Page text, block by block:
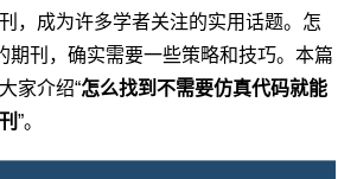
，成为许多学者关注的实用话题。怎
期刊，确实需要一些策略和技巧。本篇
家介绍“怎么找到不需要仿真代码就能
”。